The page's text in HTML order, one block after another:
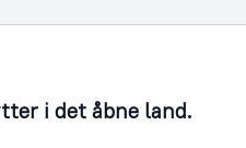
i det åbne land.